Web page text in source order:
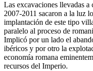
Las excavaciones llevadas
2007-2011 sacaron a la luz
implantación de este tipo
paralelo al proceso de
Implicó por un lado el
ibéricos y por otro la
economía romana
recursos del Imperio.